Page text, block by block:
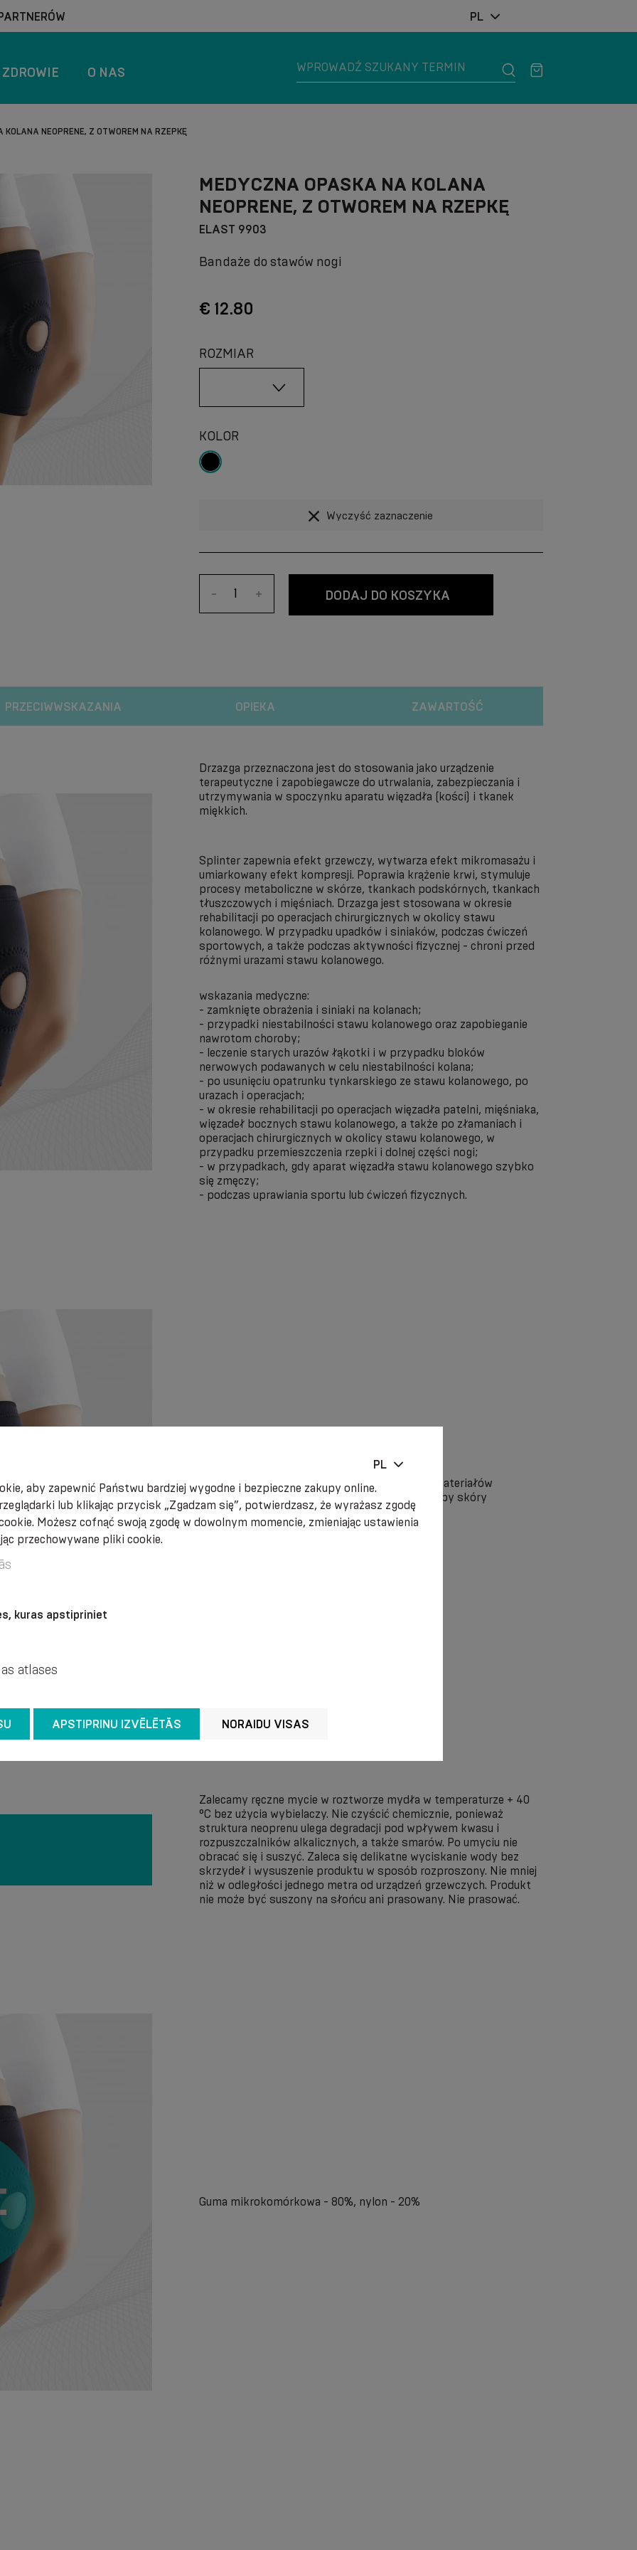
PL
ZDROWIE O NAS
NEOPRENE, Z OTWOREM NA RZEPKĘ
MEDYCZNA OPASKA NA KOLANA
NEOPRENE, Z OTWOREM NA RZEPKĘ
ELAST 9903
Bandaże do stawów nogi
€ 12.80
ROZMIAR
KOLOR
Wyczyść zaznaczenie
- + DODAJ DO KOSZYKA
PRZECIWWSKAZANIA OPIEKA ZAWARTOŚĆ
Drzazga przeznaczona jest do stosowania jako urządzenie
terapeutyczne i zapobiegawcze do utrwalania, zabezpieczania i
utrzymywania w spoczynku aparatu więzadła (kości) i tkanek
miękkich.
Splinter zapewnia efekt grzewczy, wytwarza efekt mikromasażu i
umiarkowany efekt kompresji. Poprawia krążenie krwi, stymuluje
procesy metaboliczne w skórze, tkankach podskórnych, tkankach
tłuszczowych i mięśniach. Drzazga jest stosowana w okresie
rehabilitacji po operacjach chirurgicznych w okolicy stawu
kolanowego. W przypadku upadków i siniaków, podczas ćwiczeń
sportowych, a także podczas aktywności fizycznej - chroni przed
różnymi urazami stawu kolanowego.
wskazania medyczne:
- zamknięte obrażenia i siniaki na kolanach;
- przypadki niestabilności stawu kolanowego oraz zapobieganie
nawrotom choroby;
- leczenie starych urazów łąkotki i w przypadku bloków
nerwowych podawanych w celu niestabilności kolana;
- po usunięciu opatrunku tynkarskiego ze stawu kolanowego, po
urazach i operacjach;
- w okresie rehabilitacji po operacjach więzadła patelni, mięśniaka,
więzadeł bocznych stawu kolanowego, a także po złamaniach i
operacjach chirurgicznych w okolicy stawu kolanowego, w
przypadku przemieszczenia rzepki i dolnej części nogi;
- w przypadkach, gdy aparat więzadła stawu kolanowego szybko
się zmęczy;
- podczas uprawiania sportu lub ćwiczeń fizycznych.
Indywidualna niezgodność z którymkolwiek z materiałów
składowych produktu, ciężkie miejscowe choroby skóry
(stosowanie pod nadzorem lekarza).
Zalecamy ręczne mycie w roztworze mydła w temperaturze + 40
°C bez użycia wybielaczy. Nie czyścić chemicznie, ponieważ
struktura neoprenu ulega degradacji pod wpływem kwasu i
rozpuszczalników alkalicznych, a także smarów. Po umyciu nie
obracać się i suszyć. Zaleca się delikatne wyciskanie wody bez
skrzydeł i wysuszenie produktu w sposób rozproszony. Nie mniej
niż w odległości jednego metra od urządzeń grzewczych. Produkt
nie może być suszony na słońcu ani prasowany. Nie prasować.
Guma mikrokomórkowa - 80%, nylon - 20%
PL
aby zapewnić Państwu bardziej wygodne i bezpieczne zakupy online.
lub klikając przycisk „Zgadzam się”, potwierdzasz, że wyrażasz zgodę
Możesz cofnąć swoją zgodę w dowolnym momencie, zmieniając ustawienia
przechowywane pliki cookie.
kuras apstipriniet
atlases
APSTIPRINU IZVĒLĒTĀS NORAIDU VISAS